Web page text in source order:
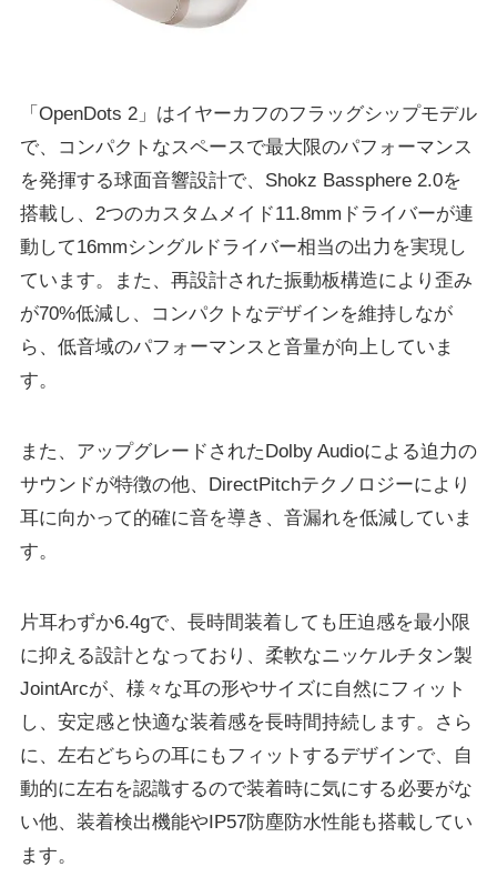
「OpenDots 2」はイヤーカフのフラッグシップモデル
で、コンパクトなスペースで最大限のパフォーマンス
を発揮する球面音響設計で、Shokz Bassphere 2.0を
搭載し、2つのカスタムメイド11.8mmドライバーが連
動して16mmシングルドライバー相当の出力を実現し
ています。また、再設計された振動板構造により歪み
が70%低減し、コンパクトなデザインを維持しなが
ら、低音域のパフォーマンスと音量が向上していま
す。
また、アップグレードされたDolby Audioによる迫力の
サウンドが特徴の他、DirectPitchテクノロジーにより
耳に向かって的確に音を導き、音漏れを低減していま
す。
片耳わずか6.4gで、長時間装着しても圧迫感を最小限
に抑える設計となっており、柔軟なニッケルチタン製
JointArcが、様々な耳の形やサイズに自然にフィット
し、安定感と快適な装着感を長時間持続します。さら
に、左右どちらの耳にもフィットするデザインで、自
動的に左右を認識するので装着時に気にする必要がな
い他、装着検出機能やIP57防塵防水性能も搭載してい
ます。